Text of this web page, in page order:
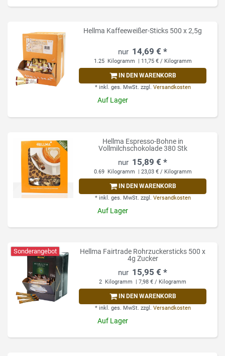
Hellma Kaffeeweißer-Sticks 500 x 2,5g
14,69 € *
1.25 Kilogramm | 11,75 € / Kilogramm
IN DEN WARENKORB
* inkl. ges. MwSt. zzgl. Versandkosten
Auf Lager
Hellma Espresso-Bohne in
Vollmilchschokolade 380 Stk
15,89 € *
0.69 Kilogramm | 23,03 € / Kilogramm
IN DEN WARENKORB
* inkl. ges. MwSt. zzgl. Versandkosten
Auf Lager
Sonderangebot
Hellma Fairtrade Rohrzuckersticks 500 x
4g Zucker
15,95 € *
2 Kilogramm | 7,98 € / Kilogramm
IN DEN WARENKORB
* inkl. ges. MwSt. zzgl. Versandkosten
Auf Lager